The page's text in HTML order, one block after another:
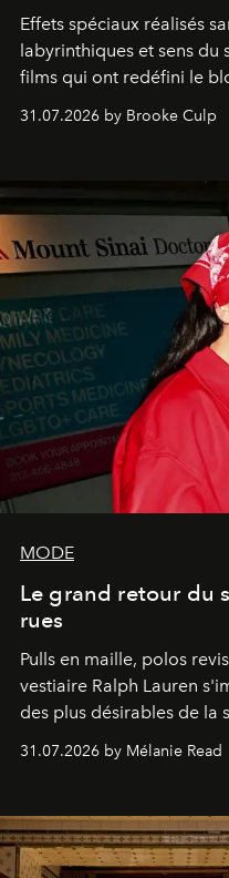
Effets spéciaux réalisés
labyrinthiques et sens
films qui ont redéfini le
31.07.2026 by Brooke Culp
MODE
Le grand retour du
rues
Pulls en maille, polos
vestiaire Ralph Lauren
des plus désirables de la
31.07.2026 by Mélanie Read